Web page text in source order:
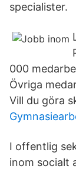
specialister.
000
Övriga
Vill du göra
I offentlig
inom socialt